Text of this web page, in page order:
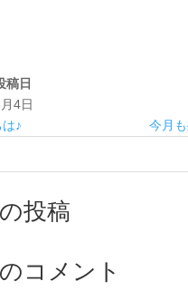
稿日
4日
♪
今月
投稿
コメント